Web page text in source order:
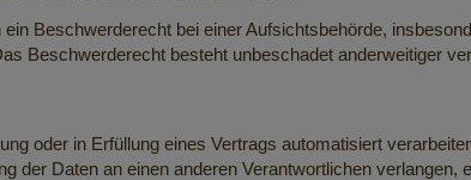
Beschwerderecht bei einer Aufsichtsbehörde,
Beschwerderecht besteht unbeschadet anderweitiger
oder in Erfüllung eines Vertrags automatisiert
der Daten an einen anderen Verantwortlichen